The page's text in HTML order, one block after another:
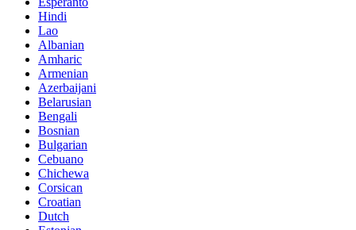
Hindi
Lao
Albanian
Amharic
Armenian
Azerbaijani
Belarusian
Bengali
Bosnian
Bulgarian
Cebuano
Chichewa
Corsican
Croatian
Dutch